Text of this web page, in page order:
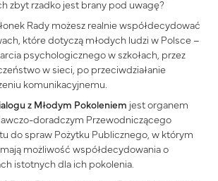
zbyt rzadko jest brany pod uwagę?
Rady możesz realnie współdecydować
które dotyczą młodych ludzi w Polsce –
psychologicznego w szkołach, przez
w sieci, po przeciwdziałanie
komunikacyjnemu.
z Młodym Pokoleniem jest organem
doradczym Przewodniczącego
do spraw Pożytku Publicznego, w którym
możliwość współdecydowania o
istotnych dla ich pokolenia.